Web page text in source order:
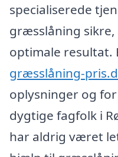
specialiserede
græsslåning
optimale resultat.
græsslåning-
oplysninger og
dygtige fagfolk i
har aldrig været